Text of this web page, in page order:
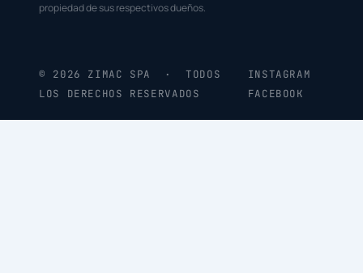
propiedad de sus respectivos dueños.
© 2026 ZIMAC SPA · TODOS
LOS DERECHOS RESERVADOS
INSTAGRAM
FACEBOOK